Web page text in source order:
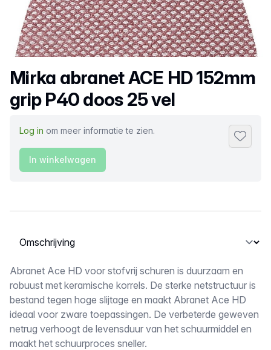
Productnaam
Mirka abranet ACE HD 152mm
grip P40 doos 25 vel
Log in om meer informatie te zien.
In winkelwagen
Selecteer een tabblad
Omschrijving
Abranet Ace HD voor stofvrij schuren is duurzaam en
robuust met keramische korrels. De sterke netstructuur is
bestand tegen hoge slijtage en maakt Abranet Ace HD
ideaal voor zware toepassingen. De verbeterde geweven
netrug verhoogt de levensduur van het schuurmiddel en
maakt het schuurproces sneller.